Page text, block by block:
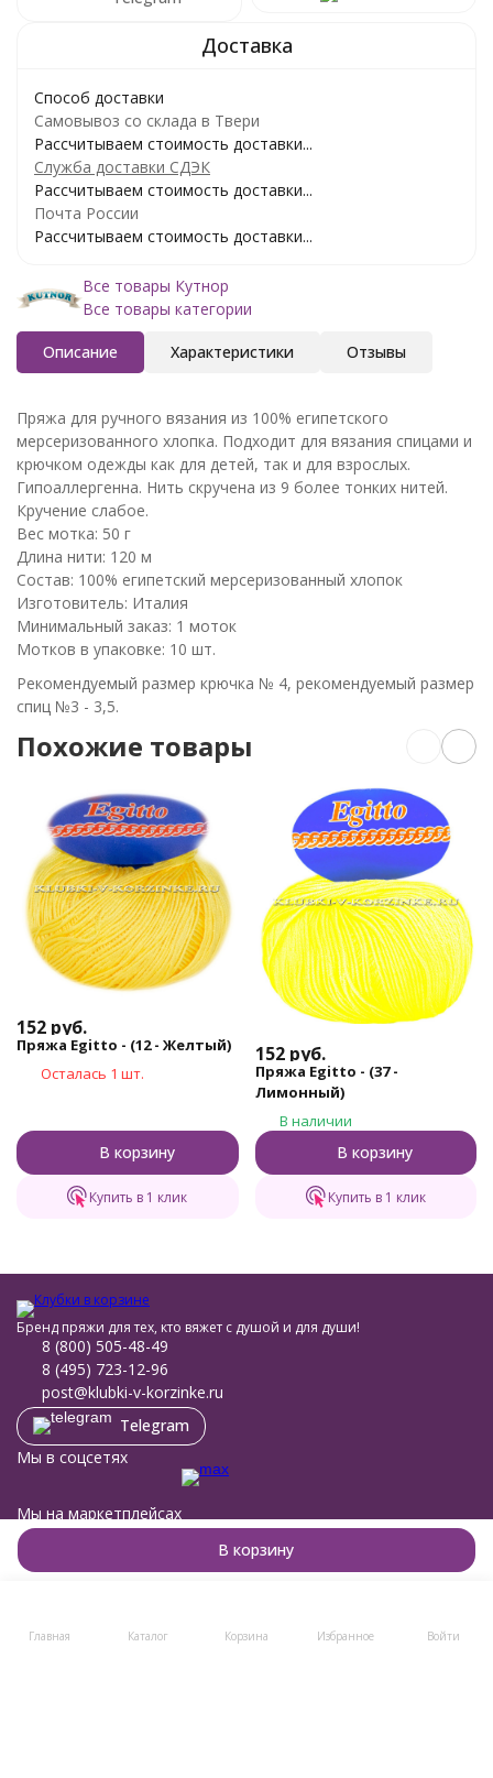
В корзину
Способ доставки
Самовывоз со склада в Твери
Рассчитываем стоимость доставки...
Служба доставки СДЭК
Рассчитываем стоимость доставки...
Почта России
Рассчитываем стоимость доставки...
Все товары Кутнор
Все товары категории
Описание Характеристики Отзывы
Пряжа для ручного вязания из 100% египетского
мерсеризованного хлопка. Подходит для вязания спицами и
крючком одежды как для детей, так и для взрослых.
Гипоаллергенна. Нить скручена из 9 более тонких нитей.
Кручение слабое.
Вес мотка: 50 г
Длина нити: 120 м
Состав: 100% египетский мерсеризованный хлопок
Изготовитель: Италия
Минимальный заказ: 1 моток
Мотков в упаковке: 10 шт.
Рекомендуемый размер крючка № 4, рекомендуемый размер
спиц №3 - 3,5.
Похожие товары
152 руб.
Пряжа Egitto - (12 - Желтый)
Осталась 1 шт.
В корзину
Купить в 1 клик
152 руб.
Пряжа Egitto - (37 -
Лимонный)
В наличии
В корзину
Купить в 1 клик
Главная Каталог Корзина Избранное Войти
Бренд пряжи для тех, кто вяжет с душой и для души!
8 (800) 505-48-49
8 (495) 723-12-96
post@klubki-v-korzinke.ru
Telegram
Мы в соцсетях
Мы на маркетплейсах
Помощь